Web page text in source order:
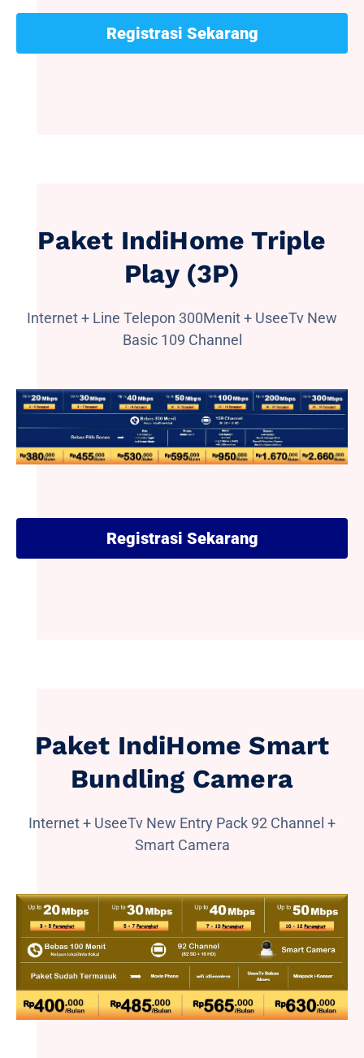
Registrasi Sekarang
Paket IndiHome Triple
Play (3P)
Internet + Line Telepon 300Menit + UseeTv New
Basic 109 Channel
Registrasi Sekarang
Paket IndiHome Smart
Bundling Camera
Internet + UseeTv New Entry Pack 92 Channel +
Smart Camera